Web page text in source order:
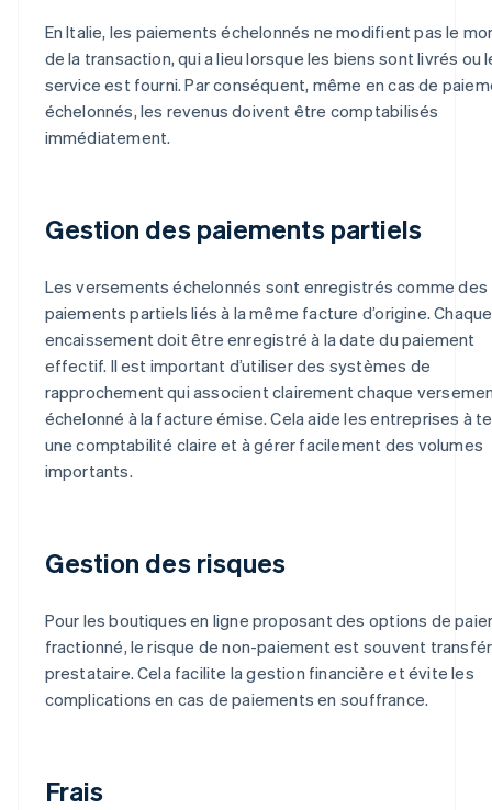
En Italie, les paiements échelonnés ne modifient pas le
de la transaction, qui a lieu lorsque les biens sont livrés ou
service est fourni. Par conséquent, même en cas de
échelonnés, les revenus doivent être comptabilisés
immédiatement.
Gestion des paiements partiels
Les versements échelonnés sont enregistrés comme des
paiements partiels liés à la même facture d’origine. Chaque
encaissement doit être enregistré à la date du paiement
effectif. Il est important d’utiliser des systèmes de
rapprochement qui associent clairement chaque
échelonné à la facture émise. Cela aide les entreprises à
une comptabilité claire et à gérer facilement des volumes
importants.
Gestion des risques
Pour les boutiques en ligne proposant des options de
fractionné, le risque de non-paiement est souvent
prestataire. Cela facilite la gestion financière et évite les
complications en cas de paiements en souffrance.
Frais